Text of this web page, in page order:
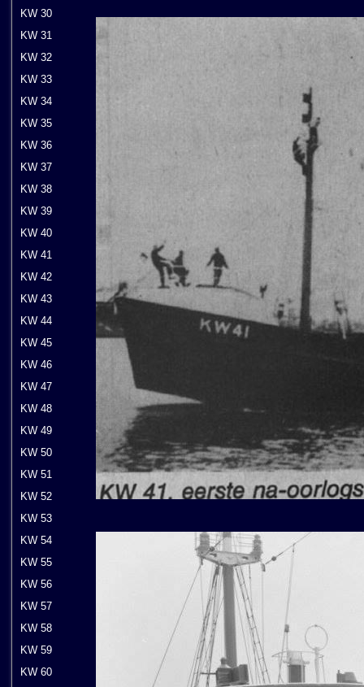
KW 30
KW 31
KW 32
KW 33
KW 34
KW 35
KW 36
KW 37
KW 38
KW 39
KW 40
KW 41
KW 42
KW 43
KW 44
KW 45
KW 46
KW 47
KW 48
KW 49
KW 50
KW 51
KW 52
KW 53
KW 54
KW 55
KW 56
KW 57
KW 58
KW 59
KW 60